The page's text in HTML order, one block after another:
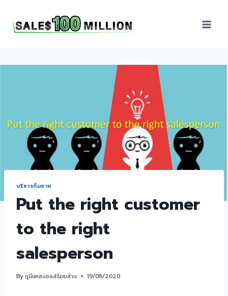
บริหารทีมขาย
Put the right customer
to the right
salesperson
Byกูนี่แหละเซลล์ร้อยล้าน 19/08/2020